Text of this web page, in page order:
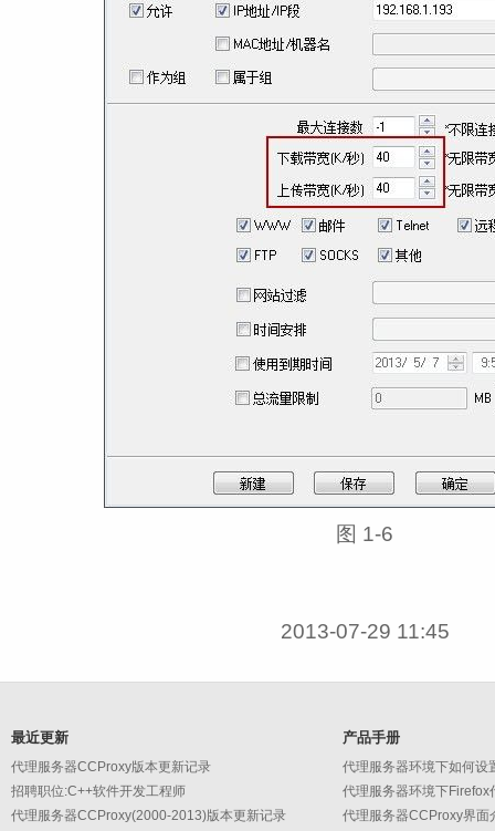
图 1‑6
2013-07-29 11:45
最近更新
代理服务器CCProxy版本更新记录
招聘职位:C++软件开发工程师
代理服务器CCProxy(2000-2013)版本更新记录
产品手册
代理服务器环境下如何设
代理服务器环境下Firefox
代理服务器CCProxy界面